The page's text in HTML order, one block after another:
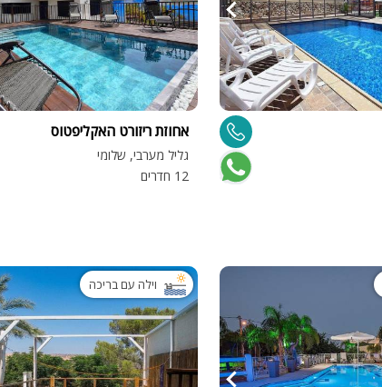
אחוזת ריזורט האקליפטוס
גליל מערבי, שלומי
12 חדרים
וילה עם בריכה